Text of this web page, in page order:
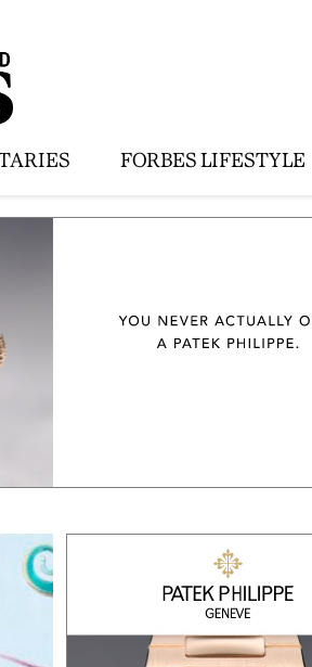
FORBES LIFESTYLE